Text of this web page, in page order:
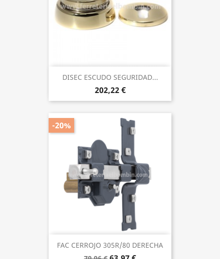
DISEC ESCUDO SEGURIDAD...
202,22 €
FAC CERROJO 305R/80 DERECHA
-20%